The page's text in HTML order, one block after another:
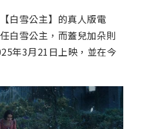
白雪公主】的真人版電
白雪公主，而蓋兒加朵則
年3月21日上映，並在今